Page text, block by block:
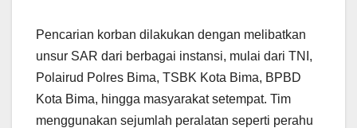
Pencarian korban dilakukan dengan melibatkan
unsur SAR dari berbagai instansi, mulai dari TNI,
Polairud Polres Bima, TSBK Kota Bima, BPBD
Kota Bima, hingga masyarakat setempat. Tim
menggunakan sejumlah peralatan seperti perahu